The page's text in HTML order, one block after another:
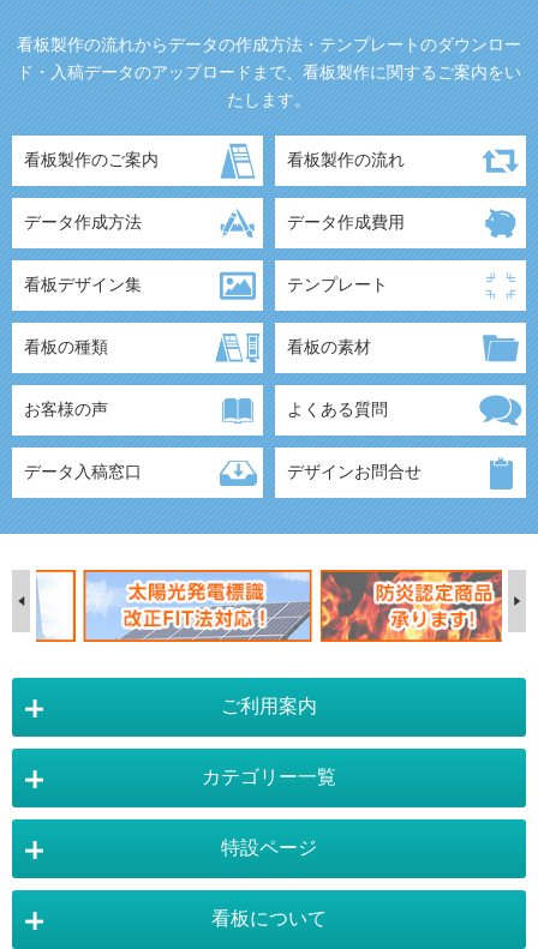
看板製作の流れからデータの作成方法・テンプレートのダウンロー
ド・入稿データのアップロードまで、看板製作に関するご案内をい
たします。
看板製作のご案内 看板製作の流れ
データ作成方法 データ作成費用
看板デザイン集 テンプレート
看板の種類 看板の素材
お客様の声 よくある質問
データ入稿窓口 デザインお問合せ
ご利用案内
店舗詳細情報 カテゴリー一覧
スタンド看板：オプション バナースタンド
特設ページ
看板について